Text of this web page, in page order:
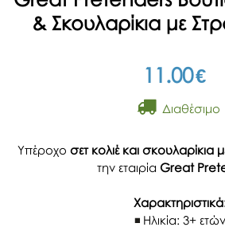
& Σκουλαρίκια με
11.00€
Διαθέσιμο
Υπέροχο σετ κολιέ και σκουλαρίκια
την εταιρία Great
Ηλικία: 3+ ετών